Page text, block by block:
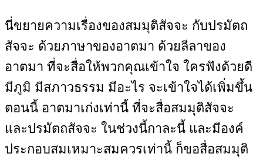
นี่ขยายความเรื่องของสมมุติสัจจะ กับปรมัตถ
สัจจะ ด้วยภาษาของอาตมา ด้วยลีลาของ
อาตมา ที่จะสื่อให้พวกคุณเข้าใจ ใครฟังด้วยดี
มีภูมิ มีสภาวธรรม มีอะไร จะเข้าใจได้เพิ่มขึ้น
ตอนนี้ อาตมาเก่งเท่านี้ ที่จะสื่อสมมุติสัจจะ
และปรมัตถสัจจะ ในช่วงนี้กาละนี้ และมีองค์
ประกอบสมเหมาะสมควรเท่านี้ ก็ขอสื่อสมมุติ